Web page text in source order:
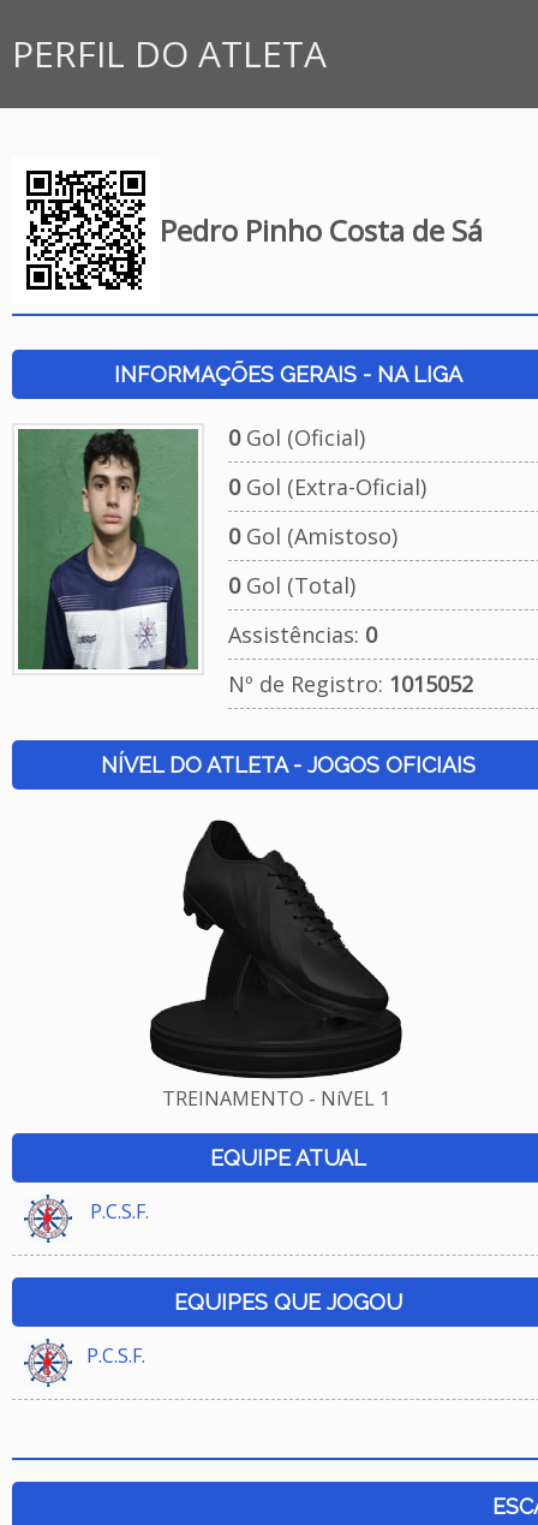
PERFIL DO ATLETA
Pedro Pinho Costa de Sá
INFORMAÇÕES GERAIS - NA LIGA
0Gol (Oficial)
0Gol (Extra-Oficial)
0Gol (Amistoso)
0Gol (Total)
Assistências: 0
Nº de Registro: 1015052
NÍVEL DO ATLETA - JOGOS OFICIAIS
TREINAMENTO - NíVEL 1
EQUIPE ATUAL
P.C.S.F.
EQUIPES QUE JOGOU
P.C.S.F.